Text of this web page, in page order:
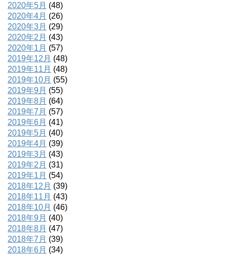
2020年5月 (48)
2020年4月 (26)
2020年3月 (29)
2020年2月 (43)
2020年1月 (57)
2019年12月 (48)
2019年11月 (48)
2019年10月 (55)
2019年9月 (55)
2019年8月 (64)
2019年7月 (57)
2019年6月 (41)
2019年5月 (40)
2019年4月 (39)
2019年3月 (43)
2019年2月 (31)
2019年1月 (54)
2018年12月 (39)
2018年11月 (43)
2018年10月 (46)
2018年9月 (40)
2018年8月 (47)
2018年7月 (39)
2018年6月 (34)